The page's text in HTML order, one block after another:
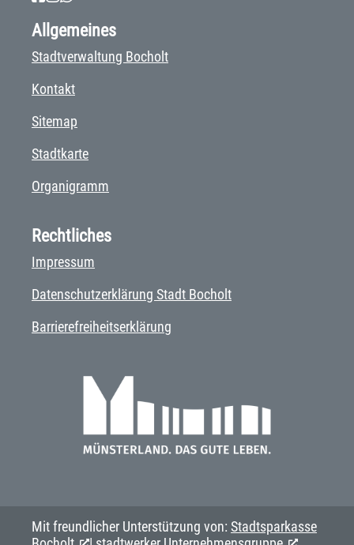
Allgemeines
Stadtverwaltung Bocholt
Kontakt
Sitemap
Stadtkarte
Organigramm
Rechtliches
Impressum
Datenschutzerklärung Stadt Bocholt
Barrierefreiheitserklärung
Mit freundlicher Unterstützung von: Stadtsparkasse